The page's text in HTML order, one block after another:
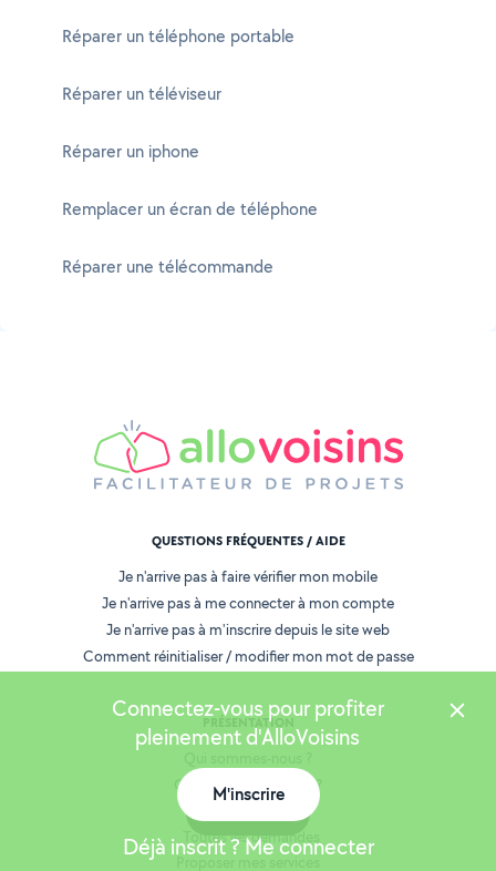
Réparer un téléphone portable
Réparer un téléviseur
Réparer un iphone
Remplacer un écran de téléphone
Réparer une télécommande
QUESTIONS FRÉQUENTES / AIDE
Je n'arrive pas à faire vérifier mon mobile
Je n'arrive pas à me connecter à mon compte
Je n'arrive pas à m'inscrire depuis le site web
Comment réinitialiser / modifier mon mot de passe
PRÉSENTATION
Comment ça marche ?
Toutes les demandes
Connectez-vous pour profiter
pleinement d'AlloVoisins
M'inscrire
Déjà inscrit ? Me connecter